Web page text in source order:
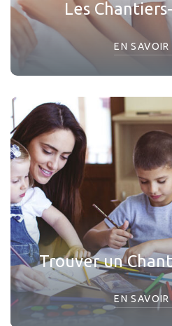
Les
EN SAVOIR
Trouver un
EN SAVOIR